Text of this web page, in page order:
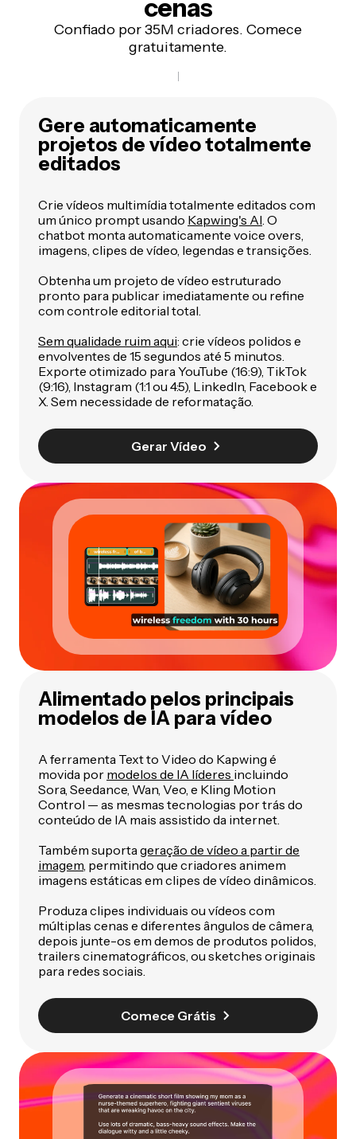
cenas
Confiado por 35M criadores. Comece
gratuitamente.
Gere automaticamente
projetos de vídeo totalmente
editados
Crie vídeos multimídia totalmente editados com
um único prompt usando Kapwing's AI. O
chatbot monta automaticamente voice overs,
imagens, clipes de vídeo, legendas e transições.
Obtenha um projeto de vídeo estruturado
pronto para publicar imediatamente ou refine
com controle editorial total.
Sem qualidade ruim aqui: crie vídeos polidos e
envolventes de 15 segundos até 5 minutos.
Exporte otimizado para YouTube (16:9), TikTok
(9:16), Instagram (1:1 ou 4:5), LinkedIn, Facebook e
X. Sem necessidade de reformatação.
Gerar Vídeo
Alimentado pelos principais
modelos de IA para vídeo
A ferramenta Text to Video do Kapwing é
movida por modelos de IA líderes incluindo
Sora, Seedance, Wan, Veo, e Kling Motion
Control — as mesmas tecnologias por trás do
conteúdo de IA mais assistido da internet.
Também suporta geração de vídeo a partir de
imagem , permitindo que criadores animem
imagens estáticas em clipes de vídeo dinâmicos.
Produza clipes individuais ou vídeos com
múltiplas cenas e diferentes ângulos de câmera,
depois junte-os em demos de produtos polidos,
trailers cinematográficos, ou sketches originais
para redes sociais.
Comece Grátis